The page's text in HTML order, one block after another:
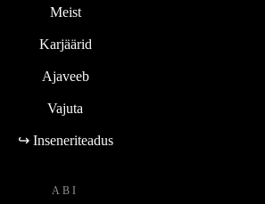
Meist
Karjäärid
Ajaveeb
Vajuta
↪ Inseneriteadus
ABI